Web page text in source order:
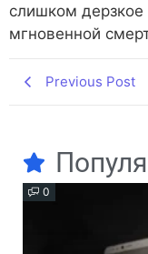
слишком дерзкое
мгновенной
Previous Post
0